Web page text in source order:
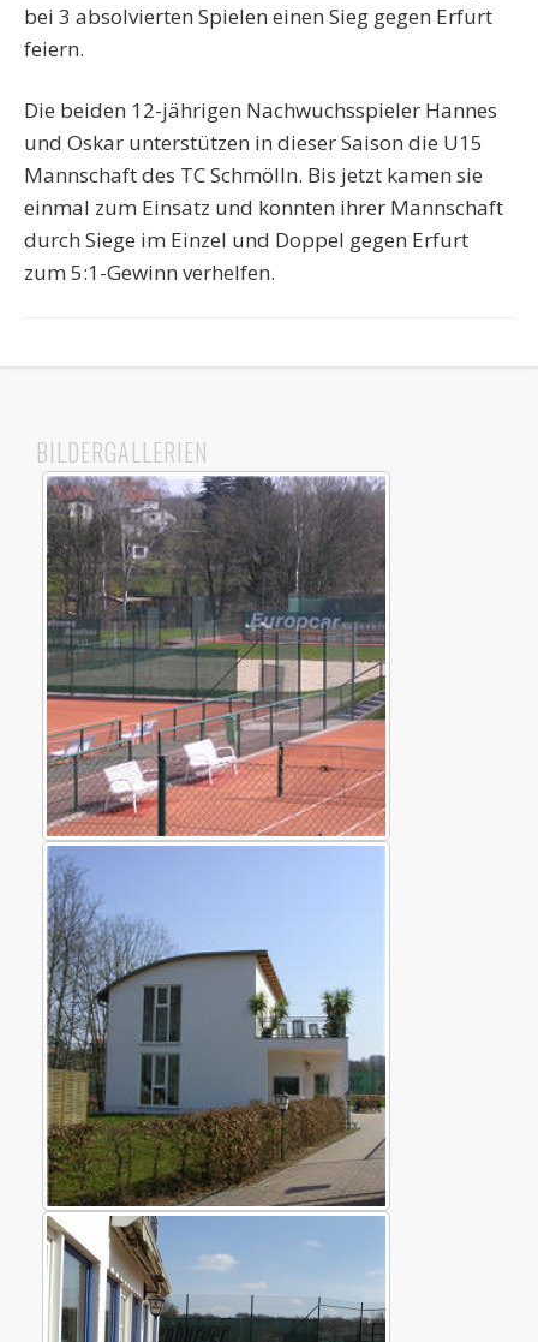
bei 3 absolvierten Spielen einen Sieg gegen Erfurt
feiern.
Die beiden 12-jährigen Nachwuchsspieler Hannes
und Oskar unterstützen in dieser Saison die U15
Mannschaft des TC Schmölln. Bis jetzt kamen sie
einmal zum Einsatz und konnten ihrer Mannschaft
durch Siege im Einzel und Doppel gegen Erfurt
zum 5:1-Gewinn verhelfen.
BILDERGALLERIEN